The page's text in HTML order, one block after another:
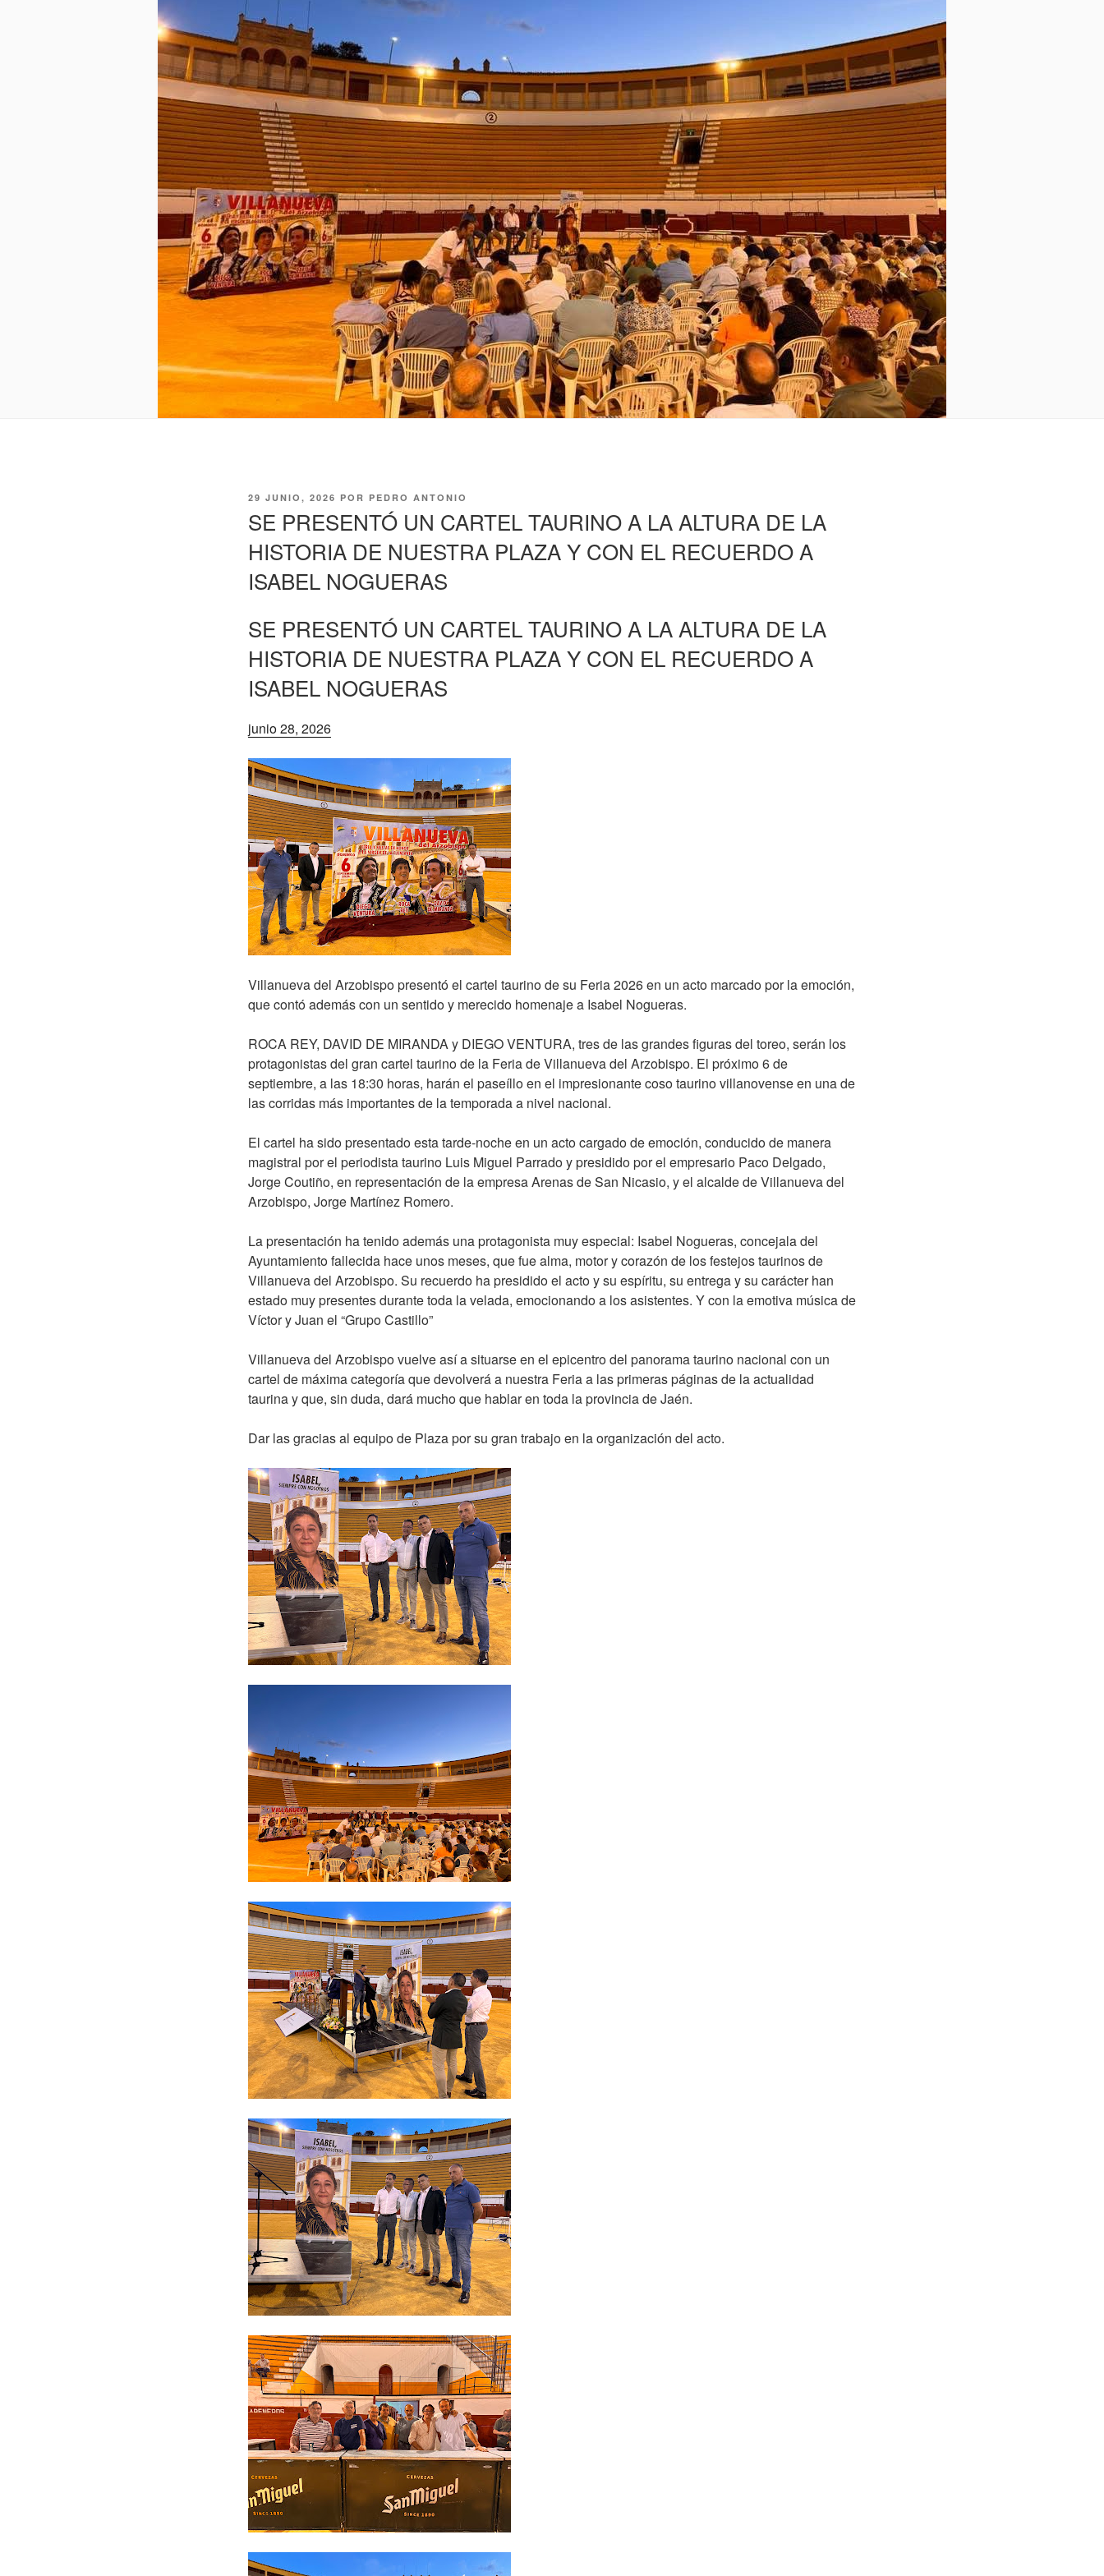
PUBLICADO
29 JUNIO, 2026 POR PEDRO ANTONIO
SE PRESENTÓ UN CARTEL TAURINO A LA ALTURA DE LA
HISTORIA DE NUESTRA PLAZA Y CON EL RECUERDO A
ISABEL NOGUERAS
SE PRESENTÓ UN CARTEL TAURINO A LA ALTURA DE LA
HISTORIA DE NUESTRA PLAZA Y CON EL RECUERDO A
ISABEL NOGUERAS
junio 28, 2026
Villanueva del Arzobispo presentó el cartel taurino de su Feria 2026 en un acto marcado por la emoción,
que contó además con un sentido y merecido homenaje a Isabel Nogueras.
ROCA REY, DAVID DE MIRANDA y DIEGO VENTURA, tres de las grandes figuras del toreo, serán los
protagonistas del gran cartel taurino de la Feria de Villanueva del Arzobispo. El próximo 6 de
septiembre, a las 18:30 horas, harán el paseíllo en el impresionante coso taurino villanovense en una de
las corridas más importantes de la temporada a nivel nacional.
El cartel ha sido presentado esta tarde-noche en un acto cargado de emoción, conducido de manera
magistral por el periodista taurino Luis Miguel Parrado y presidido por el empresario Paco Delgado,
Jorge Coutiño, en representación de la empresa Arenas de San Nicasio, y el alcalde de Villanueva del
Arzobispo, Jorge Martínez Romero.
La presentación ha tenido además una protagonista muy especial: Isabel Nogueras, concejala del
Ayuntamiento fallecida hace unos meses, que fue alma, motor y corazón de los festejos taurinos de
Villanueva del Arzobispo. Su recuerdo ha presidido el acto y su espíritu, su entrega y su carácter han
estado muy presentes durante toda la velada, emocionando a los asistentes. Y con la emotiva música de
Víctor y Juan el “Grupo Castillo”
Villanueva del Arzobispo vuelve así a situarse en el epicentro del panorama taurino nacional con un
cartel de máxima categoría que devolverá a nuestra Feria a las primeras páginas de la actualidad
taurina y que, sin duda, dará mucho que hablar en toda la provincia de Jaén.
Dar las gracias al equipo de Plaza por su gran trabajo en la organización del acto.